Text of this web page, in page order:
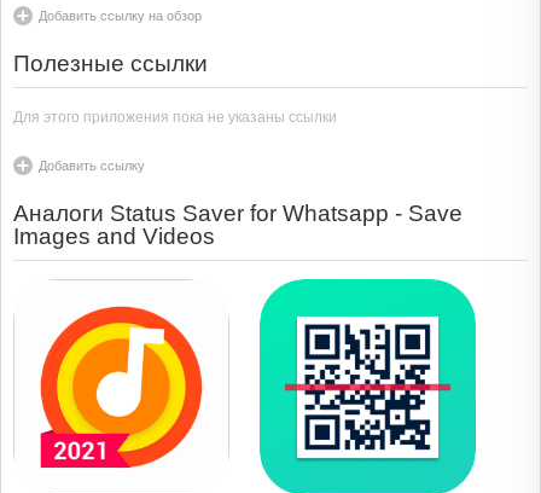
Добавить ссылку на обзор
Полезные ссылки
Для этого приложения пока не указаны ссылки
Добавить ссылку
Аналоги Status Saver for Whatsapp - Save
Images and Videos